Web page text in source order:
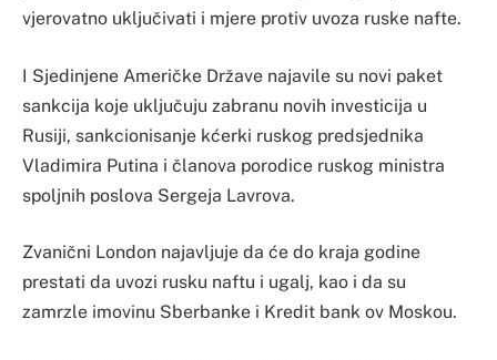
vjerovatno uključivati i mjere protiv uvoza ruske nafte.
I Sjedinjene Američke Države najavile su novi paket
sankcija koje uključuju zabranu novih investicija u
Rusiji, sankcionisanje kćerki ruskog predsjednika
Vladimira Putina i članova porodice ruskog ministra
spoljnih poslova Sergeja Lavrova.
Zvanični London najavljuje da će do kraja godine
prestati da uvozi rusku naftu i ugalj, kao i da su
zamrzle imovinu Sberbanke i Kredit bank ov Moskou.